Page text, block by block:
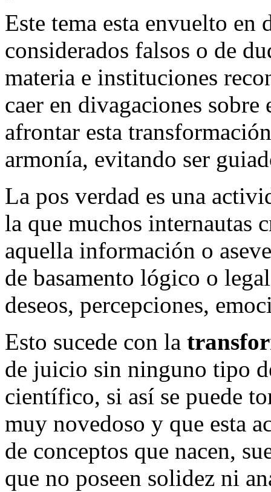
Este tema esta envuelto en
considerados falsos o de
materia e instituciones
caer en divagaciones sobre
afrontar esta
armonía, evitando ser
La pos verdad es una
la que muchos internautas
aquella información o
de basamento lógico o
deseos, percepciones,
Esto sucede con la
de juicio sin ninguno tipo
científico, si así se puede
muy novedoso y que esta
de conceptos que nacen,
que no poseen solidez ni